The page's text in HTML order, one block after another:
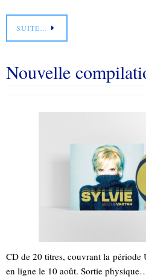
SUITE…
Nouvelle
CD de 20 titres, couvrant la période
en ligne le 10 août. Sortie